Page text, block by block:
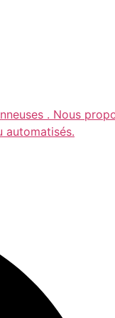
. Nous
automatisés.